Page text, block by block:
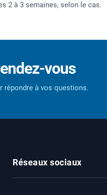
2 à 3 semaines, selon le cas.
vous
répondre à vos questions.
Réseaux sociaux